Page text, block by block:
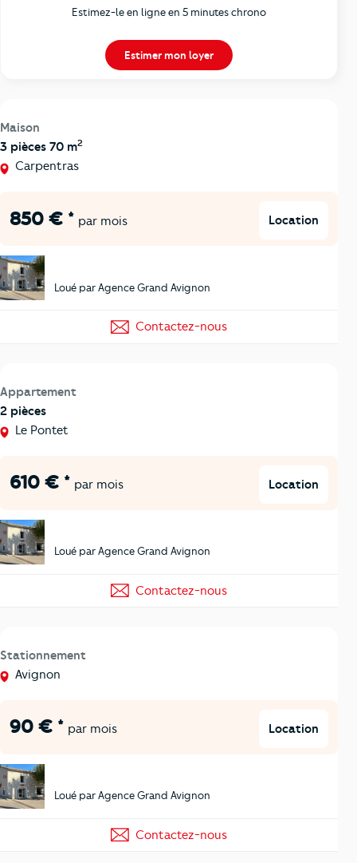
Estimez-le en ligne en 5 minutes chrono
Estimer mon loyer
Maison
3 pièces 70 m2
Carpentras
850 € * par mois Location
Loué par Agence Grand Avignon
Contactez-nous
Appartement
2 pièces
Le Pontet
610 € * par mois Location
Loué par Agence Grand Avignon
Contactez-nous
Stationnement
Avignon
90 € * par mois Location
Loué par Agence Grand Avignon
Contactez-nous